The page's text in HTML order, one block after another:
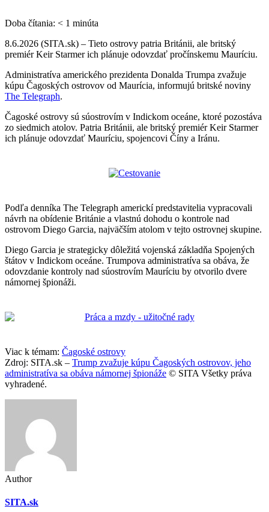
Doba čítania: < 1 minúta
8.6.2026 (SITA.sk) – Tieto ostrovy patria Británii, ale britský
premiér Keir Starmer ich plánuje odovzdať pročínskemu Mauríciu.
Administratíva amerického prezidenta Donalda Trumpa zvažuje
kúpu Čagoských ostrovov od Maurícia, informujú britské noviny
The Telegraph.
Čagoské ostrovy sú súostrovím v Indickom oceáne, ktoré pozostáva
zo siedmich atolov. Patria Británii, ale britský premiér Keir Starmer
ich plánuje odovzdať Mauríciu, spojencovi Číny a Iránu.
Podľa denníka The Telegraph americkí predstavitelia vypracovali
návrh na obídenie Británie a vlastnú dohodu o kontrole nad
ostrovom Diego Garcia, najväčším atolom v tejto ostrovnej skupine.
Diego Garcia je strategicky dôležitá vojenská základňa Spojených
štátov v Indickom oceáne. Trumpova administratíva sa obáva, že
odovzdanie kontroly nad súostrovím Mauríciu by otvorilo dvere
námornej špionáži.
Viac k témam: Čagoské ostrovy
Zdroj: SITA.sk – Trump zvažuje kúpu Čagoských ostrovov, jeho
administratíva sa obáva námornej špionáže © SITA Všetky práva
vyhradené.
Author
SITA.sk